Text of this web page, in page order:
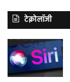
टेक्नोलॉजी